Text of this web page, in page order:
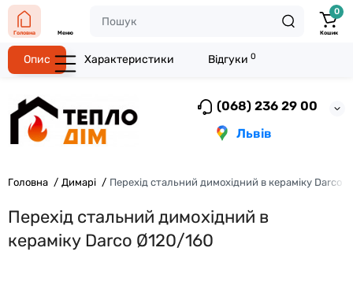
(068) 236 29 00
Львів
Головна Меню
0
Кошик
Головна Димарі Перехід стальний димохідний в кераміку Darco
Перехід стальний димохідний в
кераміку Darco Ø120/160
Опис Характеристики Відгуки 0